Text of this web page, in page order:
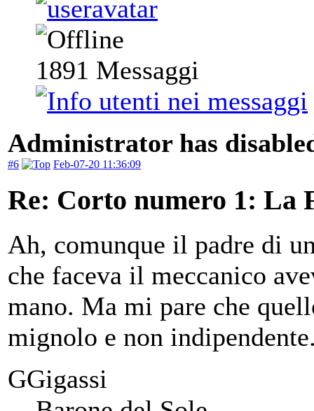
1891 Messaggi
Administrator has
#6 Feb-07-20 11:36:09
Re: Corto numero 1: La
Ah, comunque il padre di
che faceva il meccanico
mano. Ma mi pare che
mignolo e non
GGigassi